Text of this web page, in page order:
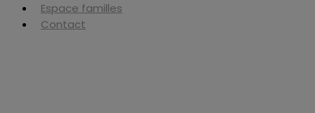
Espace familles
Contact